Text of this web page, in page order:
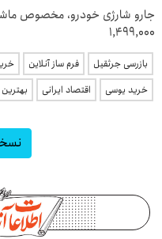
جارو شارژی خودرو، مخصوص
1,499,000
بازرسی جرثقیل فرم ساز آنلاین
خرید یوسی
اقتصاد ایرانی بهترین